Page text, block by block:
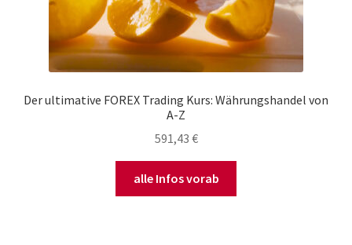
Der ultimative FOREX Trading Kurs: Währungshandel von
A-Z
591,43 €
alle Infos vorab